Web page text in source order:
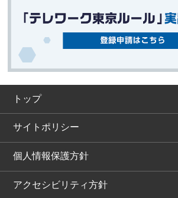
トップ
サイトポリシー
個人情報保護方針
アクセシビリティ方針